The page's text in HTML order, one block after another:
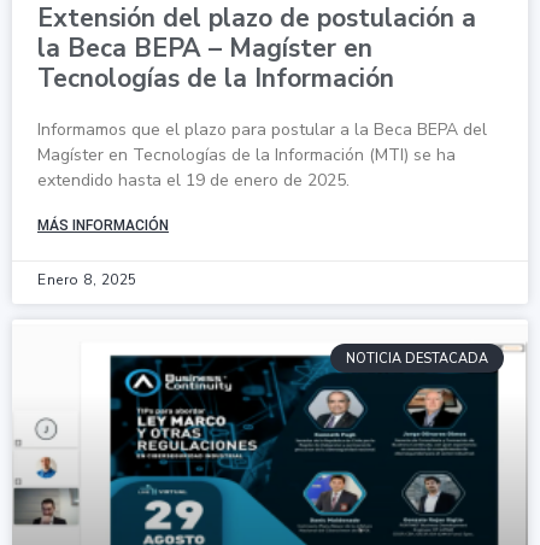
Extensión del plazo de postulación a
la Beca BEPA – Magíster en
Tecnologías de la Información
Informamos que el plazo para postular a la Beca BEPA del
Magíster en Tecnologías de la Información (MTI) se ha
extendido hasta el 19 de enero de 2025.
MÁS INFORMACIÓN
Enero 8, 2025
NOTICIA DESTACADA